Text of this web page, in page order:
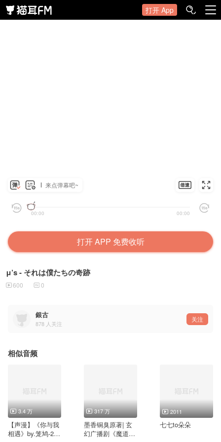
打开 App
来点弹幕吧~
00:00 00:00
打开 APP 免费收听
μ’s - それは僕たちの奇跡
600 0
銀古
878 人关注
关注
相似音频
3.4 万
【声漫】《你与我
相遇》by.笼鸠-21-
317 万
墨香铜臭原著| 玄
幻广播剧《魔道祖
2011
七七to朵朵